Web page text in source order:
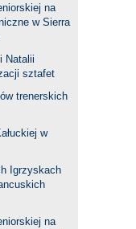
na
w Sierra
Natalii
sztafet
trenerskich
w
Igrzyskach
na